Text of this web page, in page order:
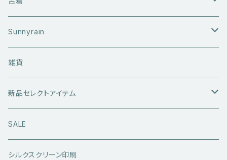
アウターウエア
ライダースジャケット
レザーアウター
トップス
セーター・ニットウエア
長袖シャツ
ボトムス
ジーンズ
ミリタリーパンツ
シューズ
スニーカー
アクセサリー
Sunnyrain
Tシャツ
タンクトップ
キャップ・帽子
雑貨
新品セレクトアイテム
アウターウエア
ベトジャン
コラボ商品
SALE
シルクスクリーン印刷